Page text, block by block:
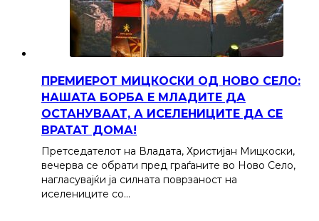
ПРЕМИЕРОТ МИЦКОСКИ ОД НОВО СЕЛО:
НАШАТА БОРБА Е МЛАДИТЕ ДА
ОСТАНУВААТ, А ИСЕЛЕНИЦИТЕ ДА СЕ
ВРАТАТ ДОМА!
Претседателот на Владата, Христијан Мицкоски,
вечерва се обрати пред граѓаните во Ново Село,
нагласувајќи ја силната поврзаност на
иселениците со…